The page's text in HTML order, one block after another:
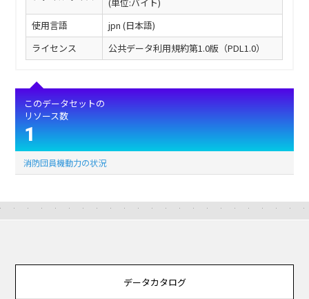
使用言語
jpn (日本語)
ライセンス
公共データ利用規約第1.0版（PDL1.0）
このデータセットの
リソース数
1
消防団員機動力の状況
データカタログ